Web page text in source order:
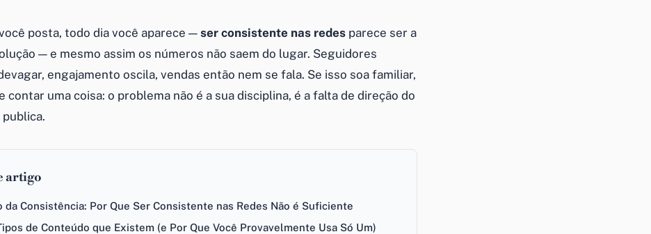
posta, todo dia você aparece — ser consistente nas redes parece ser a
— e mesmo assim os números não saem do lugar. Seguidores
engajamento oscila, vendas então nem se fala. Se isso soa familiar,
contar uma coisa: o problema não é a sua disciplina, é a falta de direção do
artigo
da Consistência: Por Que Ser Consistente nas Redes Não é Suficiente
de Conteúdo que Existem (e Por Que Você Provavelmente Usa Só Um)